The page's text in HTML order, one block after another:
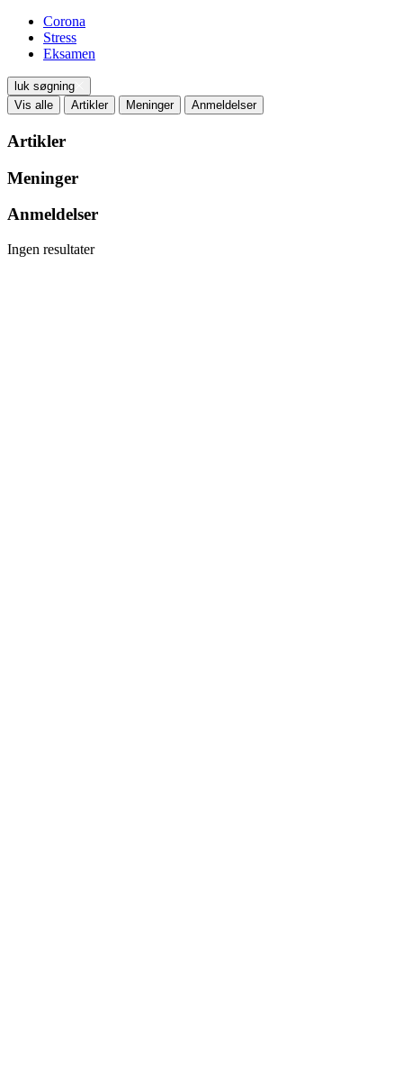
Corona
Stress
Eksamen
luk søgning
Vis alle
Artikler Meninger Anmeldelser
Artikler
Meninger
Anmeldelser
Ingen resultater